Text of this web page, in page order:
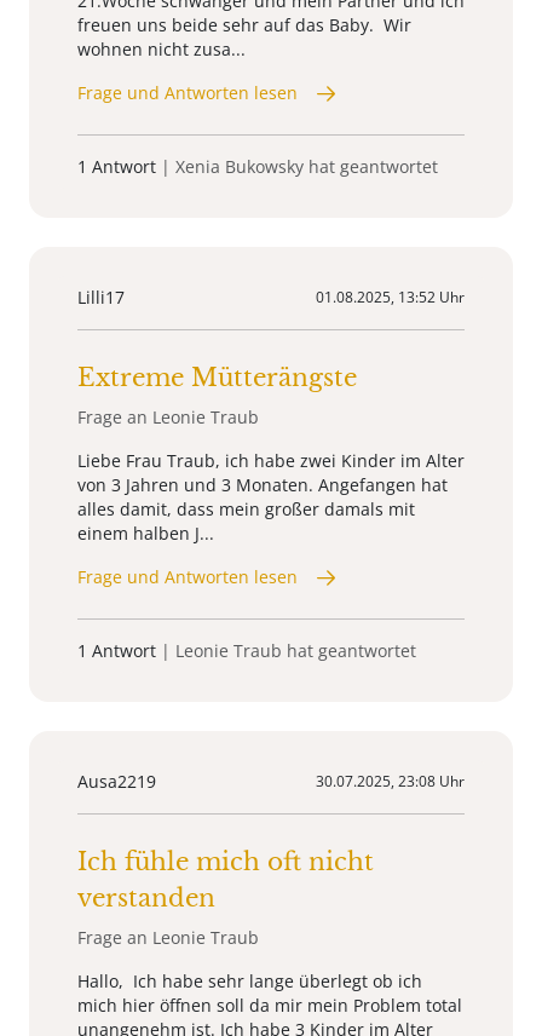
freuen uns beide sehr auf das Baby. Wir
wohnen nicht zusa...
Frage und Antworten lesen
1 Antwort | Xenia Bukowsky hat geantwortet
Lilli17 01.08.2025, 13:52 Uhr
Extreme Mütterängste
Frage an Leonie Traub
Liebe Frau Traub, ich habe zwei Kinder im Alter
von 3 Jahren und 3 Monaten. Angefangen hat
alles damit, dass mein großer damals mit
einem halben J...
Frage und Antworten lesen
1 Antwort | Leonie Traub hat geantwortet
Ausa2219 30.07.2025, 23:08 Uhr
Ich fühle mich oft nicht
verstanden
Frage an Leonie Traub
Hallo, Ich habe sehr lange überlegt ob ich
mich hier öffnen soll da mir mein Problem total
unangenehm ist. Ich habe 3 Kinder im Alter